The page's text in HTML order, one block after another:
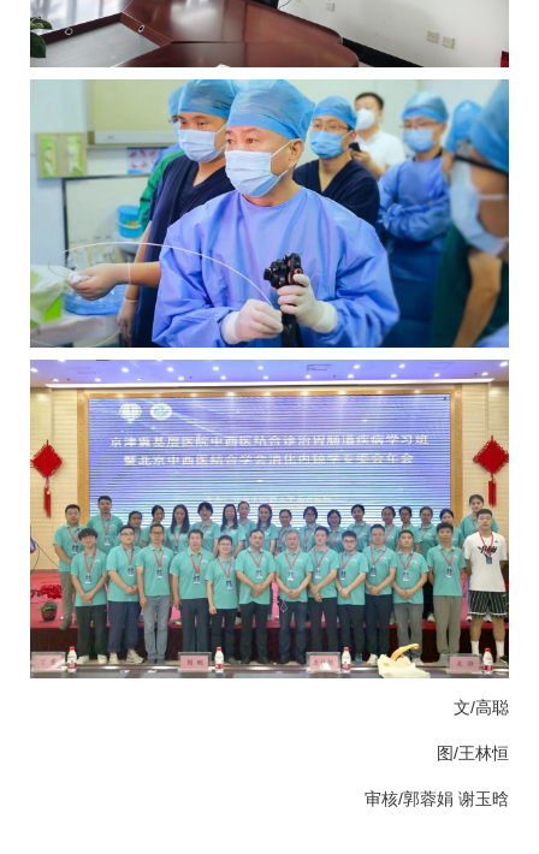
文/高聪
图/王林恒
审核/郭蓉娟 谢玉晗